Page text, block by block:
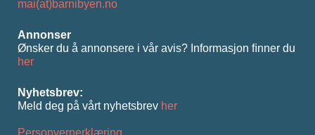
mai(at)barnibyen.no
Annonser
Ønsker du å annonsere i vår avis? Informasjon ﬁnner du
her
Nyhetsbrev:
Meld deg på vårt nyhetsbrev her
Personvernerklæring